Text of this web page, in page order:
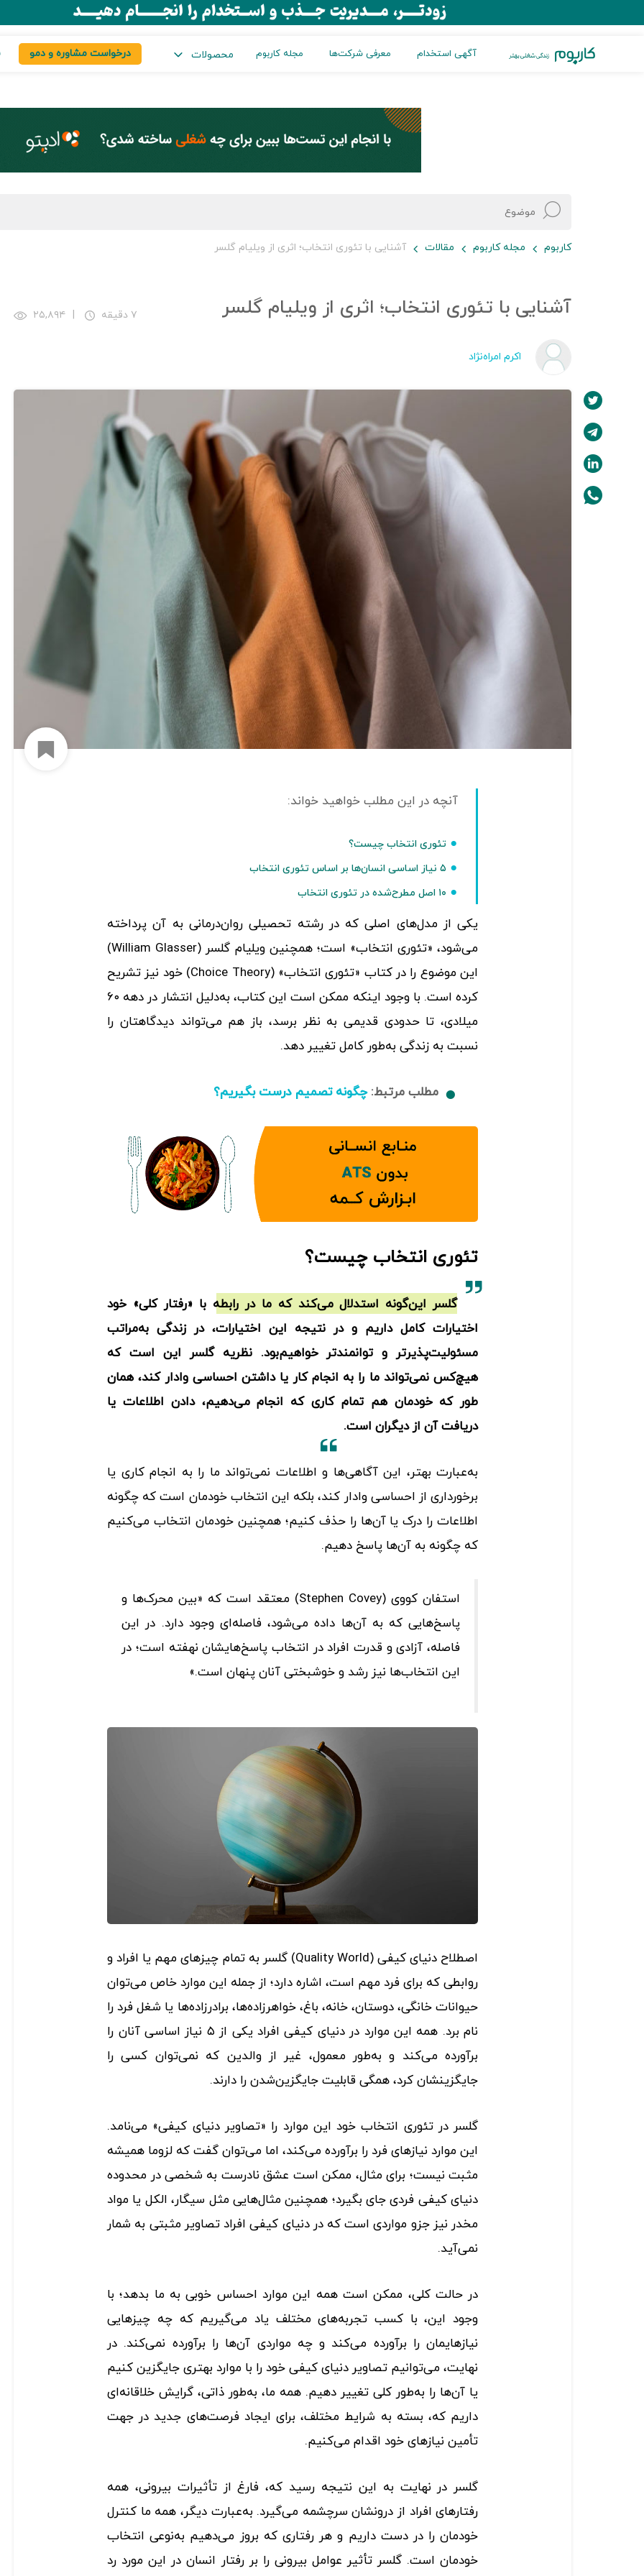
آگهی استخدام معرفی شرکت‌ها مجله کاربوم محصولات درخواست مشاوره و دمو
کاربوم مجله کاربوم مقالات آشنایی با تئوری انتخاب؛ اثری از ویلیام گلسر
آشنایی با تئوری انتخاب؛ اثری از ویلیام گلسر ۷ دقیقه | ۲۵,۸۹۴
اکرم امراه‌نژاد
تئوری انتخاب چیست؟
۵ نیاز اساسی انسان‌ها بر اساس تئوری انتخاب
۱۰ اصل مطرح‌شده در تئوری انتخاب
یکی از مدل‌های اصلی که در رشته تحصیلی روان‌درمانی به آن پرداخته
می‌شود، «تئوری انتخاب» است؛ همچنین ویلیام گلسر (William Glasser)
این موضوع را در کتاب «تئوری انتخاب» (Choice Theory) خود نیز تشریح
کرده است. با وجود اینکه ممکن است این کتاب، به‌دلیل انتشار در دهه ۶۰
میلادی، تا حدودی قدیمی به نظر برسد، باز هم می‌تواند دیدگاهتان را
نسبت به زندگی به‌طور کامل تغییر دهد.
مطلب مرتبط:چگونه تصمیم درست بگیریم؟
تئوری انتخاب چیست؟
گلسر این‌گونه استدلال می‌کند که ما در رابطه با «رفتار کلی» خود
اختیارات کامل داریم و در نتیجه این اختیارات، در زندگی به‌مراتب
مسئولیت‌پذیرتر و توانمندتر خواهیم‌بود. نظریه گلسر این است که
هیچ‌کس نمی‌تواند ما را به انجام کار یا داشتن احساسی وادار کند، همان
طور که خودمان هم تمام کاری که انجام می‌دهیم، دادن اطلاعات یا
دریافت آن از دیگران است.
به‌عبارت بهتر، این آگاهی‌ها و اطلاعات نمی‌تواند ما را به انجام کاری یا
برخورداری از احساسی وادار کند، بلکه این انتخاب خودمان است که چگونه
اطلاعات را درک یا آن‌ها را حذف کنیم؛ همچنین خودمان انتخاب می‌کنیم
که چگونه به آن‌ها پاسخ دهیم.
استفان کووی (Stephen Covey) معتقد است که «بین محرک‌ها و
پاسخ‌هایی که به آن‌ها داده می‌شود، فاصله‌ای وجود دارد. در این
فاصله،‌ آزادی و قدرت افراد در انتخاب پاسخ‌هایشان نهفته است؛ در
این انتخاب‌ها نیز رشد و خوشبختی آنان پنهان است.»
اصطلاح دنیای کیفی (Quality World) گلسر به تمام چیزهای مهم یا افراد و
روابطی که برای فرد مهم است، اشاره دارد؛ از جمله این موارد خاص می‌توان
حیوانات خانگی، دوستان، خانه، باغ، خواهرزاده‌ها، برادرزاده‌ها یا شغل فرد را
نام برد. همه این موارد در دنیای کیفی افراد یکی از ۵ نیاز اساسی آنان را
برآورده می‌کند و به‌طور معمول، غیر از والدین که نمی‌توان کسی را
جایگزینشان کرد، همگی قابلیت جایگزین‌شدن را دارند.
گلسر در تئوری انتخاب خود این موارد را «تصاویر دنیای کیفی» می‌نامد.
این موارد نیازهای فرد را برآورده می‌کند، اما می‌توان گفت که لزوما همیشه
مثبت نیست؛ برای مثال، ممکن است عشق نادرست به شخصی در محدوده
دنیای کیفی فردی جای بگیرد؛ همچنین مثال‌هایی مثل سیگار، الکل یا مواد
مخدر نیز جزو مواردی است که در دنیای کیفی افراد تصاویر مثبتی به‌ شمار
نمی‌آید.
در حالت کلی، ممکن است همه این موارد احساس خوبی به ما بدهد؛ با
وجود این، با کسب تجربه‌های مختلف یاد می‌گیریم که چه چیزهایی
نیازهایمان را برآورده می‌کند و چه مواردی آن‌ها را برآورده نمی‌کند. در
نهایت، می‌توانیم تصاویر دنیای کیفی خود را با موارد بهتری جایگزین کنیم
یا آن‌ها را به‌طور کلی تغییر دهیم. همه ما، به‌طور ذاتی، گرایش خلاقانه‌ای
داریم که، بسته به شرایط مختلف، برای ایجاد فرصت‌های جدید در جهت
تأمین نیازهای خود اقدام می‌کنیم.
گلسر در نهایت به این نتیجه رسید که، فارغ از تأثیرات بیرونی، همه
رفتارهای افراد از درونشان سرچشمه می‌گیرد. به‌عبارت دیگر، همه ما کنترل
خودمان را در دست داریم و هر رفتاری که بروز می‌دهیم به‌نوعی انتخاب
خودمان است. گلسر تأثیر عوامل بیرونی را بر رفتار انسان در این مورد رد